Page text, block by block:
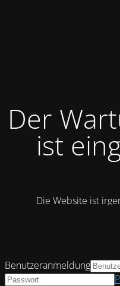
Der
ist
Die Website ist
Benutzeranmeldung